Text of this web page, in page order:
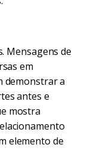
Mensagens de
em
demonstrar a
antes e
mostra
elemento de